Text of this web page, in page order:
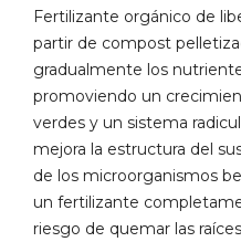
Fertilizante orgánico de
partir de compost
gradualmente los
promoviendo un
verdes y un sistema
mejora la estructura del
de los microorganismos
un fertilizante
riesgo de quemar las